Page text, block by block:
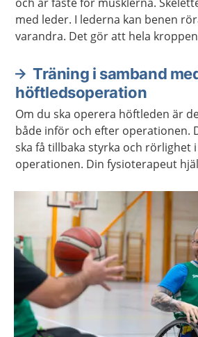
med leder. I lederna kan benen
varandra. Det gör att hela
Träning i samband
höftledsoperation
Om du ska operera höftleden är
både inför och efter operationen.
ska få tillbaka styrka och rörlighet
operationen. Din fysioterapeut
som gäller för dig.